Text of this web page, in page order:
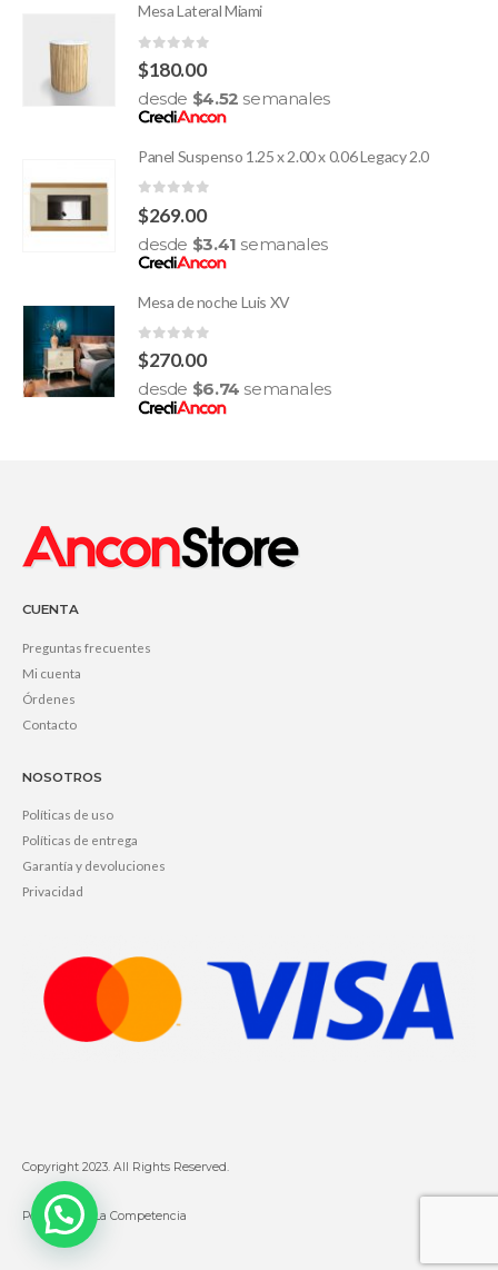
Mesa Lateral Miami
0
$180.00
desde $4.52 semanales
Panel Suspenso 1.25 x 2.00 x 0.06 Legacy 2.0
0
$269.00
desde $3.41 semanales
Mesa de noche Luis XV
0
$270.00
desde $6.74 semanales
CUENTA
Preguntas frecuentes
Mi cuenta
Órdenes
Contacto
NOSOTROS
Políticas de uso
Políticas de entrega
Garantía y devoluciones
Privacidad
Copyright 2023. All Rights Reserved.
Powered by La Competencia